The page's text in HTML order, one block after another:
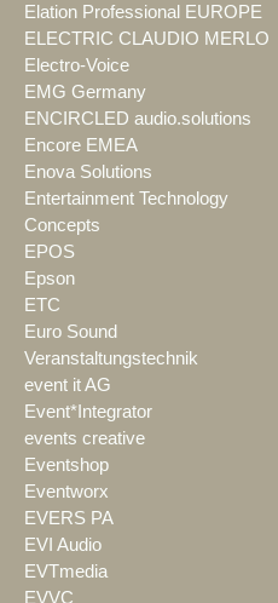
Elation Professional EUROPE
ELECTRIC CLAUDIO MERLO
Electro-Voice
EMG Germany
ENCIRCLED audio.solutions
Encore EMEA
Enova Solutions
Entertainment Technology
Concepts
EPOS
Epson
ETC
Euro Sound
Veranstaltungstechnik
event it AG
Event*Integrator
events creative
Eventshop
Eventworx
EVERS PA
EVI Audio
EVTmedia
EVVC